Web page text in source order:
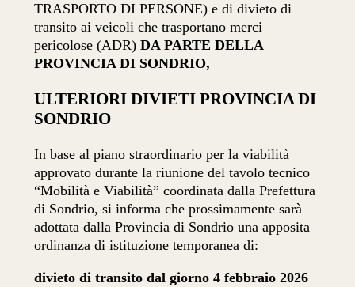
TRASPORTO DI PERSONE) e di divieto di
transito ai veicoli che trasportano merci
pericolose (ADR)DA PARTE DELLA
PROVINCIA DI SONDRIO,
ULTERIORI DIVIETI PROVINCIA DI
SONDRIO
In base al piano straordinario per la viabilità
approvato durante la riunione del tavolo tecnico
“Mobilità e Viabilità” coordinata dalla Prefettura
di Sondrio, si informa che prossimamente sarà
adottata dalla Provincia di Sondrio una apposita
ordinanza di istituzione temporanea di:
divieto di transito dal giorno 4 febbraio 2026